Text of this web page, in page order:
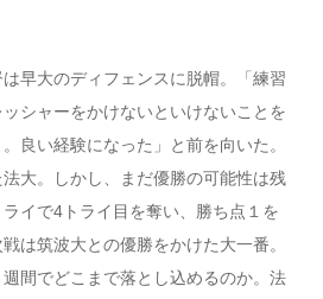
早大のディフェンスに脱帽。「練習
シャーをかけないといけないことを
良い経験になった」と前を向いた。
大。しかし、まだ優勝の可能性は残
イで4トライ目を奪い、勝ち点１を
は筑波大との優勝をかけた大一番。
間でどこまで落とし込めるのか。法